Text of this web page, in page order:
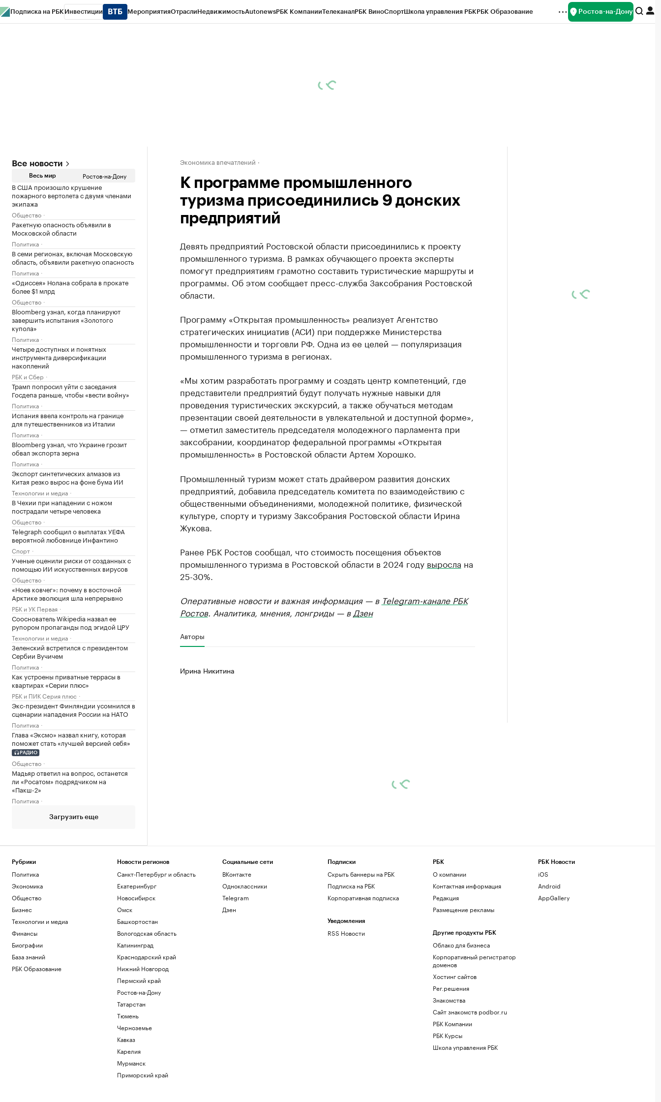
Подписка на РБК Инвестиции МероприятияОтраслиНедвижимостьAutonewsРБК КомпанииТелеканалРБК ВиноСпортШкола управления РБКРБК Образование Ростов-на-Дону
Все новости
Весь мир Ростов-на-Дону
В США произошло крушение
пожарного вертолета с двумя членами
экипажа
Общество
Ракетную опасность объявили в
Московской области
Политика
В семи регионах, включая Московскую
область, объявили ракетную опасность
Политика
«Одиссея» Нолана собрала в прокате
более $1 млрд
Общество
Bloomberg узнал, когда планируют
завершить испытания «Золотого
купола»
Политика
Четыре доступных и понятных
инструмента диверсификации
накоплений
РБК и Сбер
Трамп попросил уйти с заседания
Госдепа раньше, чтобы «вести войну»
Политика
Испания ввела контроль на границе
для путешественников из Италии
Политика
Bloomberg узнал, что Украине грозит
обвал экспорта зерна
Политика
Экспорт синтетических алмазов из
Китая резко вырос на фоне бума ИИ
Технологии и медиа
В Чехии при нападении с ножом
пострадали четыре человека
Общество
Telegraph сообщил о выплатах УЕФА
вероятной любовнице Инфантино
Спорт
Ученые оценили риски от созданных с
помощью ИИ искусственных вирусов
Общество
«Ноев ковчег»: почему в восточной
Арктике эволюция шла непрерывно
РБК и УК Первая
Сооснователь Wikipedia назвал ее
рупором пропаганды под эгидой ЦРУ
Технологии и медиа
Зеленский встретился с президентом
Сербии Вучичем
Политика
Как устроены приватные террасы в
квартирах «Серии плюс»
РБК и ПИК Серия плюс
Экс-президент Финляндии усомнился в
сценарии нападения России на НАТО
Политика
Глава «Эксмо» назвал книгу, которая
поможет стать «лучшей версией себя»
РАДИО
Общество
Мадьяр ответил на вопрос, останется
ли «Росатом» подрядчиком на
«Пакш-2»
Политика
Загрузить еще
Экономика впечатлений
К программе промышленного
туризма присоединились 9 донских
предприятий
Девять предприятий Ростовской области присоединились к проекту
промышленного туризма. В рамках обучающего проекта эксперты
помогут предприятиям грамотно составить туристические маршруты и
программы. Об этом сообщает пресс-служба Заксобрания Ростовской
области.
Программу «Открытая промышленность» реализует Агентство
стратегических инициатив (АСИ) при поддержке Министерства
промышленности и торговли РФ. Одна из ее целей — популяризация
промышленного туризма в регионах.
«Мы хотим разработать программу и создать центр компетенций, где
представители предприятий будут получать нужные навыки для
проведения туристических экскурсий, а также обучаться методам
презентации своей деятельности в увлекательной и доступной форме»,
— отметил заместитель председателя молодежного парламента при
заксобрании, координатор федеральной программы «Открытая
промышленность» в Ростовской области Артем Хорошко.
Промышленный туризм может стать драйвером развития донских
предприятий, добавила председатель комитета по взаимодействию с
общественными объединениями, молодежной политике, физической
культуре, спорту и туризму Заксобрания Ростовской области Ирина
Жукова.
Ранее РБК Ростов сообщал, что стоимость посещения объектов
промышленного туризма в Ростовской области в 2024 году выросла на
25-30%.
Оперативные новости и важная информация — в Telegram-канале РБК
Ростов. Аналитика, мнения, лонгриды — в Дзен
Авторы
Ирина Никитина
Рубрики
Политика
Экономика
Общество
Бизнес
Технологии и медиа
Финансы
Биографии
База знаний
РБК Образование
Новости регионов
Санкт-Петербург и область
Екатеринбург
Новосибирск
Омск
Башкортостан
Вологодская область
Калининград
Краснодарский край
Нижний Новгород
Пермский край
Ростов-на-Дону
Татарстан
Тюмень
Черноземье
Кавказ
Карелия
Мурманск
Приморский край
Социальные сети
ВКонтакте
Одноклассники
Telegram
Дзен
Подписки
Скрыть баннеры на РБК
Подписка на РБК
Корпоративная подписка
Уведомления
RSS Новости
РБК
О компании
Контактная информация
Редакция
Размещение рекламы
Другие продукты РБК
Облако для бизнеса
Корпоративный регистратор
доменов
Хостинг сайтов
Рег.решения
Знакомства
Сайт знакомств podbor.ru
РБК Компании
РБК Курсы
Школа управления РБК
РБК Новости
iOS
Android
AppGallery